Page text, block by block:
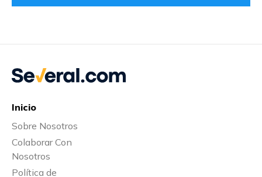
Inicio
Sobre Nosotros
Colaborar Con
Nosotros
Política de